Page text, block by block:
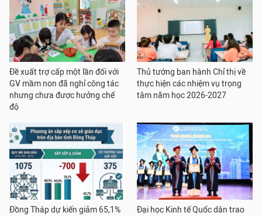
Đề xuất trợ cấp một lần đối với
GV mầm non đã nghỉ công tác
nhưng chưa được hưởng chế
độ
Thủ tướng ban hành Chỉ thị về
thực hiện các nhiệm vụ trọng
tâm năm học 2026-2027
Đồng Tháp dự kiến giảm 65,1%
Đại học Kinh tế Quốc dân trao